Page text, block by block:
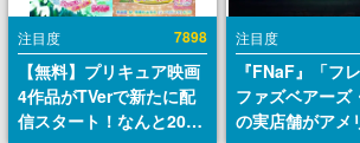
注目度 7898
【無料】プリキュア映画
4作品がTVerで新たに配
信スタート！なんと2018
注目度
『FNaF』「フ
ファズベアーズ
の実店舗がアメ